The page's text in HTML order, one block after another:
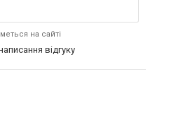
на сайті
відгуку